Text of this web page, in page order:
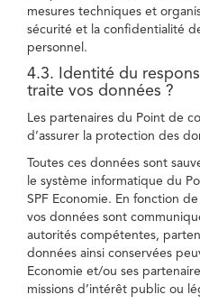
mesures techniques et
sécurité et la confidentialité
personnel.
4.3. Identité du
traite vos données ?
Les partenaires du Point de
d’assurer la protection des
Toutes ces données sont
le système informatique du
SPF Economie. En fonction
vos données sont
autorités compétentes,
données ainsi conservées
Economie et/ou ses
missions d’intérêt public ou